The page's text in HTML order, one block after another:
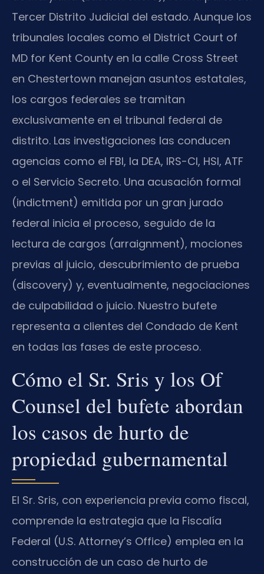
Tercer Distrito Judicial del estado. Aunque los
tribunales locales como el District Court of
MD for Kent County en la calle Cross Street
en Chestertown manejan asuntos estatales,
los cargos federales se tramitan
exclusivamente en el tribunal federal de
distrito. Las investigaciones las conducen
agencias como el FBI, la DEA, IRS-CI, HSI, ATF
o el Servicio Secreto. Una acusación formal
(indictment) emitida por un gran jurado
federal inicia el proceso, seguido de la
lectura de cargos (arraignment), mociones
previas al juicio, descubrimiento de prueba
(discovery) y, eventualmente, negociaciones
de culpabilidad o juicio. Nuestro bufete
representa a clientes del Condado de Kent
en todas las fases de este proceso.
Cómo el Sr. Sris y los Of
Counsel del bufete abordan
los casos de hurto de
propiedad gubernamental
El Sr. Sris, con experiencia previa como fiscal,
comprende la estrategia que la Fiscalía
Federal (U.S. Attorney’s Office) emplea en la
construcción de un caso de hurto de